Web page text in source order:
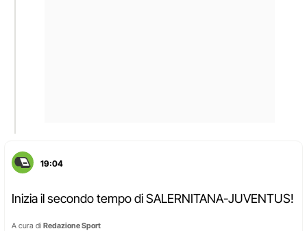
19:04
Inizia il secondo tempo di SALERNITANA-JUVENTUS!
A cura di Redazione Sport